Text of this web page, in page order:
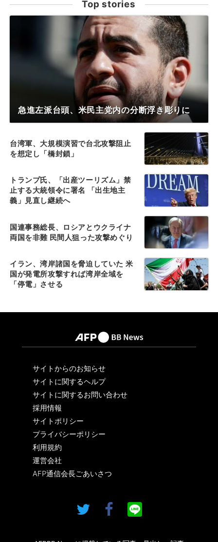
Top stories
急進左派台頭、米民主党内の分断浮き彫りに
台湾軍、大規模演習で台北攻撃阻止
を想定し「橋封鎖」
トランプ氏、「出産ツーリズム」禁
止する大統領令に署名 「出生地主
義」見直し継続へ
国連事務総長、ロシアとウクライナ
両国を非難 民間人狙った攻撃めぐり
イラン、湾岸諸国を脅迫していた 米
国が発電所攻撃すれば湾岸全域を
「停電」させる
サイトからのお知らせ
サイトに関するヘルプ
サイトに関するお問い合わせ
採用情報
サイトポリシー
プライバシーポリシー
利用規約
運営会社
AFP通信会長ごあいさつ